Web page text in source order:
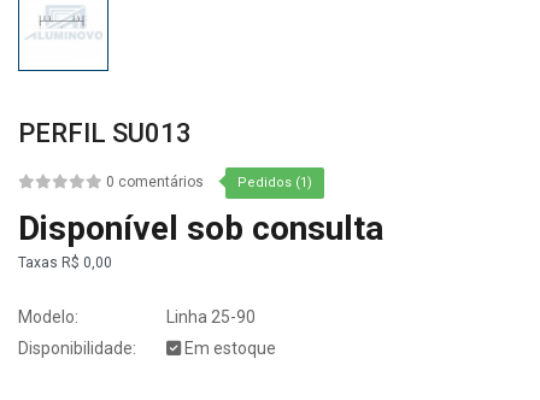
PERFIL SU013
0 comentários Pedidos (1)
Disponível sob consulta
Taxas R$ 0,00
Modelo:
Linha 25-90
Disponibilidade:
Em estoque